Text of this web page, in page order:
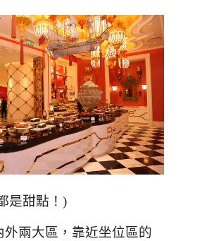
是甜點！ )
外兩大區，靠近坐位區的